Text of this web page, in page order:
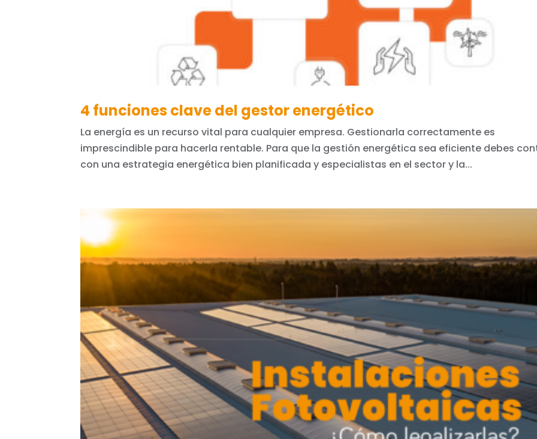
4 funciones clave del gestor energético
La energía es un recurso vital para cualquier empresa. Gestionarla correctamente es
imprescindible para hacerla rentable. Para que la gestión energética sea eficiente debes
con una estrategia energética bien planificada y especialistas en el sector y la...